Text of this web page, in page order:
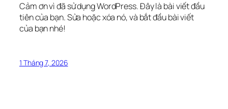
Cảm ơn vì đã sử dụng WordPress. Đây là bài viết đầu
tiên của bạn. Sửa hoặc xóa nó, và bắt đầu bài viết
của bạn nhé!
1 Tháng 7, 2026